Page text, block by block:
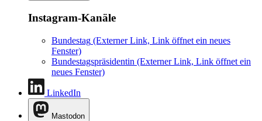
Instagram-Kanäle
Bundestag (Externer Link, Link öffnet ein neues
Fenster)
Bundestagspräsidentin (Externer Link, Link öffnet ein
neues Fenster)
LinkedIn
Mastodon